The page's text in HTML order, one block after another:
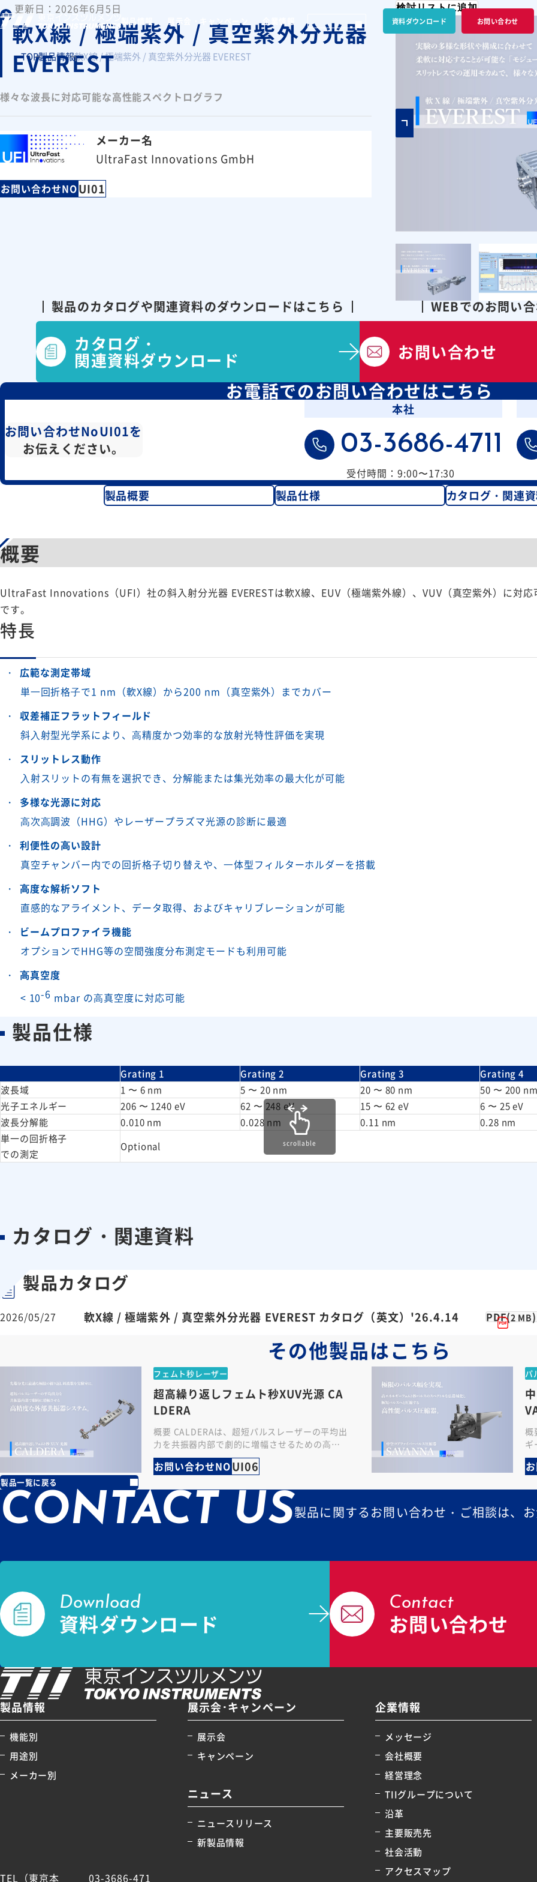
製品情報 展示会・キャンペーン 企業情報 資料ダウンロード お問い合わせ
TOP製品情報軟X線 / 極端紫外 / 真空紫外分光器 EVEREST
更新日：2026年6月5日
軟X線 / 極端紫外 / 真空紫外分光器
EVEREST
様々な波長に対応可能な高性能スペクトログラフ
メーカー名
UltraFast Innovations GmbH
お問い合わせNOUI01
検討リストに追加
製品のカタログや関連資料のダウンロードはこちら
カタログ・
関連資料ダウンロード
WEBでのお問い
お問い合わせ
お電話でのお問い合わせはこちら
お問い合わせNoUI01を
お伝えください。
本社
03-3686-4711
受付時間：9:00〜17:30
製品概要 製品仕様 カタログ・関連
概要
UltraFast Innovations（UFI）社の斜入射分光器 EVERESTは軟X線、EUV（極端紫外線）、VUV（真空紫外）に対応
です。
特長
広範な測定帯域
単⼀回折格⼦で1 nm（軟X線）から200 nm（真空紫外）までカバー
収差補正フラットフィールド
斜⼊射型光学系により、⾼精度かつ効率的な放射光特性評価を実現
スリットレス動作
⼊射スリットの有無を選択でき、分解能または集光効率の最⼤化が可能
多様な光源に対応
⾼次⾼調波（HHG）やレーザープラズマ光源の診断に最適
利便性の⾼い設計
真空チャンバー内での回折格⼦切り替えや、⼀体型フィルターホルダーを搭載
⾼度な解析ソフト
直感的なアライメント、データ取得、およびキャリブレーションが可能
ビームプロファイラ機能
オプションでHHG等の空間強度分布測定モードも利⽤可能
⾼真空度
< 10-6 mbar の⾼真空度に対応可能
製品仕様
Grating 1 Grating 2 Grating 3
Grating 4
波長域
1 〜 6 nm 5 〜 20 nm 20 〜 80 nm
50 〜 200
光子エネルギー
206 〜 1240 eV 62 〜 248 eV 15 〜 62 eV
6 〜 25 eV
波長分解能
0.010 nm 0.028 nm 0.11 nm
0.28 nm
単一の回折格子
での測定
Optional scrollable
カタログ・関連資料
製品カタログ
2026/05/27 軟X線 / 極端紫外 / 真空紫外分光器 EVEREST カタログ（英文）'26.4.14 PDF(2 MB)
その他製品はこちら
フェムト秒レーザー
超高繰り返しフェムト秒XUV光源 CA
LDERA
概要 CALDERAは、超短パルスレーザーの平均出
⼒を共振器内部で劇的に増幅させるための⾼精
度な外部共振器システムです。数10MHzという
⾼い繰り返し周波数を維…
お問い合わせNOUI06
パ
概
ギ
し
製品一覧に戻る
CONTACT US製品に関するお問い合わせ・ご相談は、
Download
資料ダウンロード
Contact
お問い合わせ
製品情報
機能別
用途別
メーカー別
展示会･キャンペーン
展示会
キャンペーン
ニュース
ニュースリリース
新製品情報
企業情報
メッセージ
会社概要
経営理念
TIIグループについて
沿革
主要販売先
社会活動
アクセスマップ
TEL（東京本 03-3686-471